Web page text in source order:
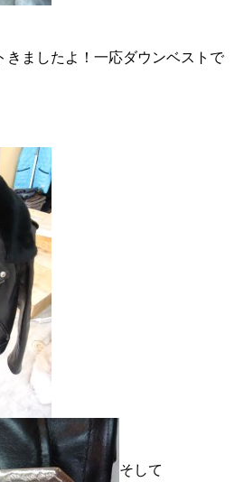
きましたよ！一応ダウンベストで
そして